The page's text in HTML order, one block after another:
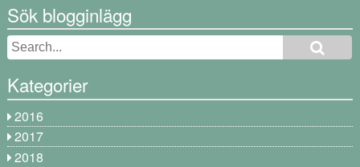
Sök blogginlägg
Kategorier
2016
2017
2018